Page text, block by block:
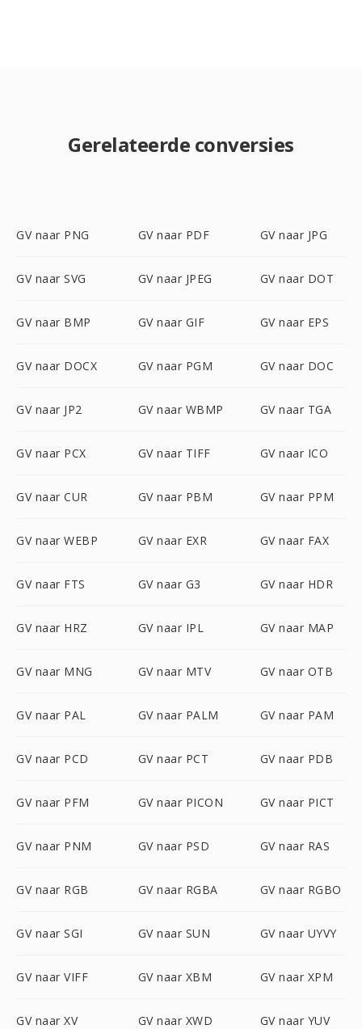
Gerelateerde conversies
GV naar PNG GV naar PDF GV naar JPG
GV naar SVG GV naar JPEG GV naar DOT
GV naar BMP GV naar GIF GV naar EPS
GV naar DOCX GV naar PGM GV naar DOC
GV naar JP2 GV naar WBMP GV naar TGA
GV naar PCX GV naar TIFF GV naar ICO
GV naar CUR GV naar PBM GV naar PPM
GV naar WEBP GV naar EXR GV naar FAX
GV naar FTS GV naar G3 GV naar HDR
GV naar HRZ GV naar IPL GV naar MAP
GV naar MNG GV naar MTV GV naar OTB
GV naar PAL GV naar PALM GV naar PAM
GV naar PCD GV naar PCT GV naar PDB
GV naar PFM GV naar PICON GV naar PICT
GV naar PNM GV naar PSD GV naar RAS
GV naar RGB GV naar RGBA GV naar RGBO
GV naar SGI GV naar SUN GV naar UYVY
GV naar VIFF GV naar XBM GV naar XPM
GV naar XV GV naar XWD GV naar YUV